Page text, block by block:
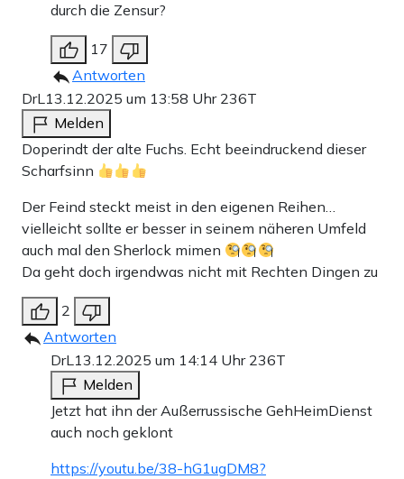
durch die Zensur?
17
Antworten
DrL13.12.2025 um 13:58 Uhr 236T
Melden
Doperindt der alte Fuchs. Echt beeindruckend dieser
Scharfsinn
Der Feind steckt meist in den eigenen Reihen…
vielleicht sollte er besser in seinem näheren Umfeld
auch mal den Sherlock mimen
Da geht doch irgendwas nicht mit Rechten Dingen zu
2
Antworten
DrL13.12.2025 um 14:14 Uhr 236T
Melden
Jetzt hat ihn der Außerrussische GehHeimDienst
auch noch geklont
https://youtu.be/38-hG1ugDM8?